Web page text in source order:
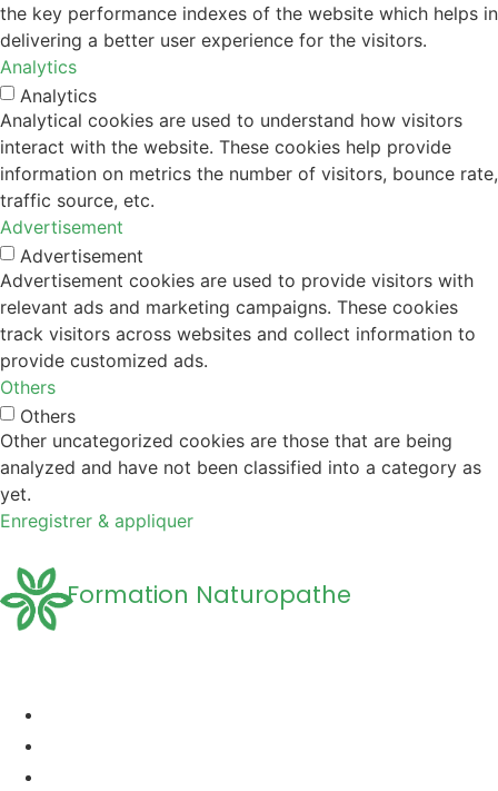
the key performance indexes of the website which helps in
delivering a better user experience for the visitors.
Analytics
Analytics
Analytical cookies are used to understand how visitors
interact with the website. These cookies help provide
information on metrics the number of visitors, bounce rate,
traffic source, etc.
Advertisement
Advertisement
Advertisement cookies are used to provide visitors with
relevant ads and marketing campaigns. These cookies
track visitors across websites and collect information to
provide customized ads.
Others
Others
Other uncategorized cookies are those that are being
analyzed and have not been classified into a category as
yet.
Enregistrer & appliquer
Formation Naturopathe